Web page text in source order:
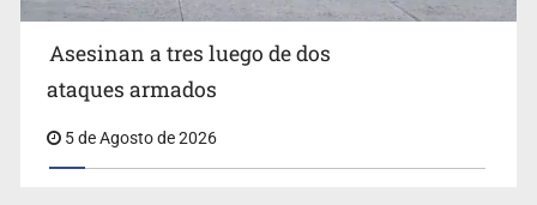
Asesinan a tres luego de dos
ataques armados
5 de Agosto de 2026